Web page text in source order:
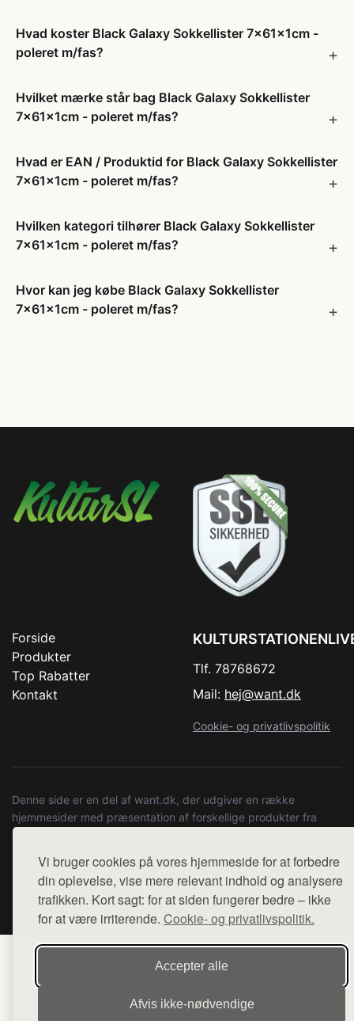
Vi bruger cookies på vores hjemmeside for at forbedre
din oplevelse, vise mere relevant indhold og analysere
trafikken. Kort sagt: for at siden fungerer bedre – ikke
for at være irriterende. Cookie- og privatlivspolitik.
Accepter alle
Afvis ikke‑nødvendige
Hvad koster Black Galaxy Sokkellister 7x61x1cm -
poleret m/fas?
Hvilket mærke står bag Black Galaxy Sokkellister
7x61x1cm - poleret m/fas?
Hvad er EAN / Produktid for Black Galaxy Sokkellister
7x61x1cm - poleret m/fas?
Hvilken kategori tilhører Black Galaxy Sokkellister
7x61x1cm - poleret m/fas?
Hvor kan jeg købe Black Galaxy Sokkellister
7x61x1cm - poleret m/fas?
Forside
Produkter
Top Rabatter
Kontakt
Tlf. 78768672
Mail: hej@want.dk
Cookie- og privatlivspolitik
Denne side er en del af want.dk, der udgiver en række
hjemmesider med præsentation af forskellige produkter fra
diverse webshops. Der sælges ikke varer fra denne side - vi
varerne på lager.
© 2026 kulturstationenlive.dk. Alle rettigheder forbeholdes.